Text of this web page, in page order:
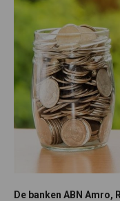
De banken ABN Amro,